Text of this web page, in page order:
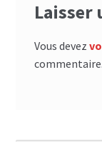
Laisser
Vous devez
commentaire.